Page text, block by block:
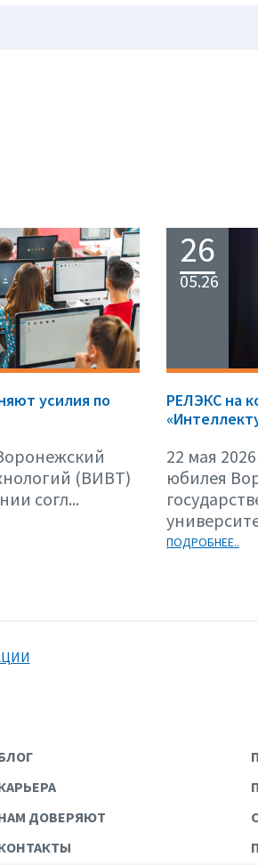
усилия по
(ВИВТ)
согл...
26
05.26
РЕЛЭКС на
22 мая
юбилея
ПОДРОБНЕЕ..
ДОВЕРЯЮТ